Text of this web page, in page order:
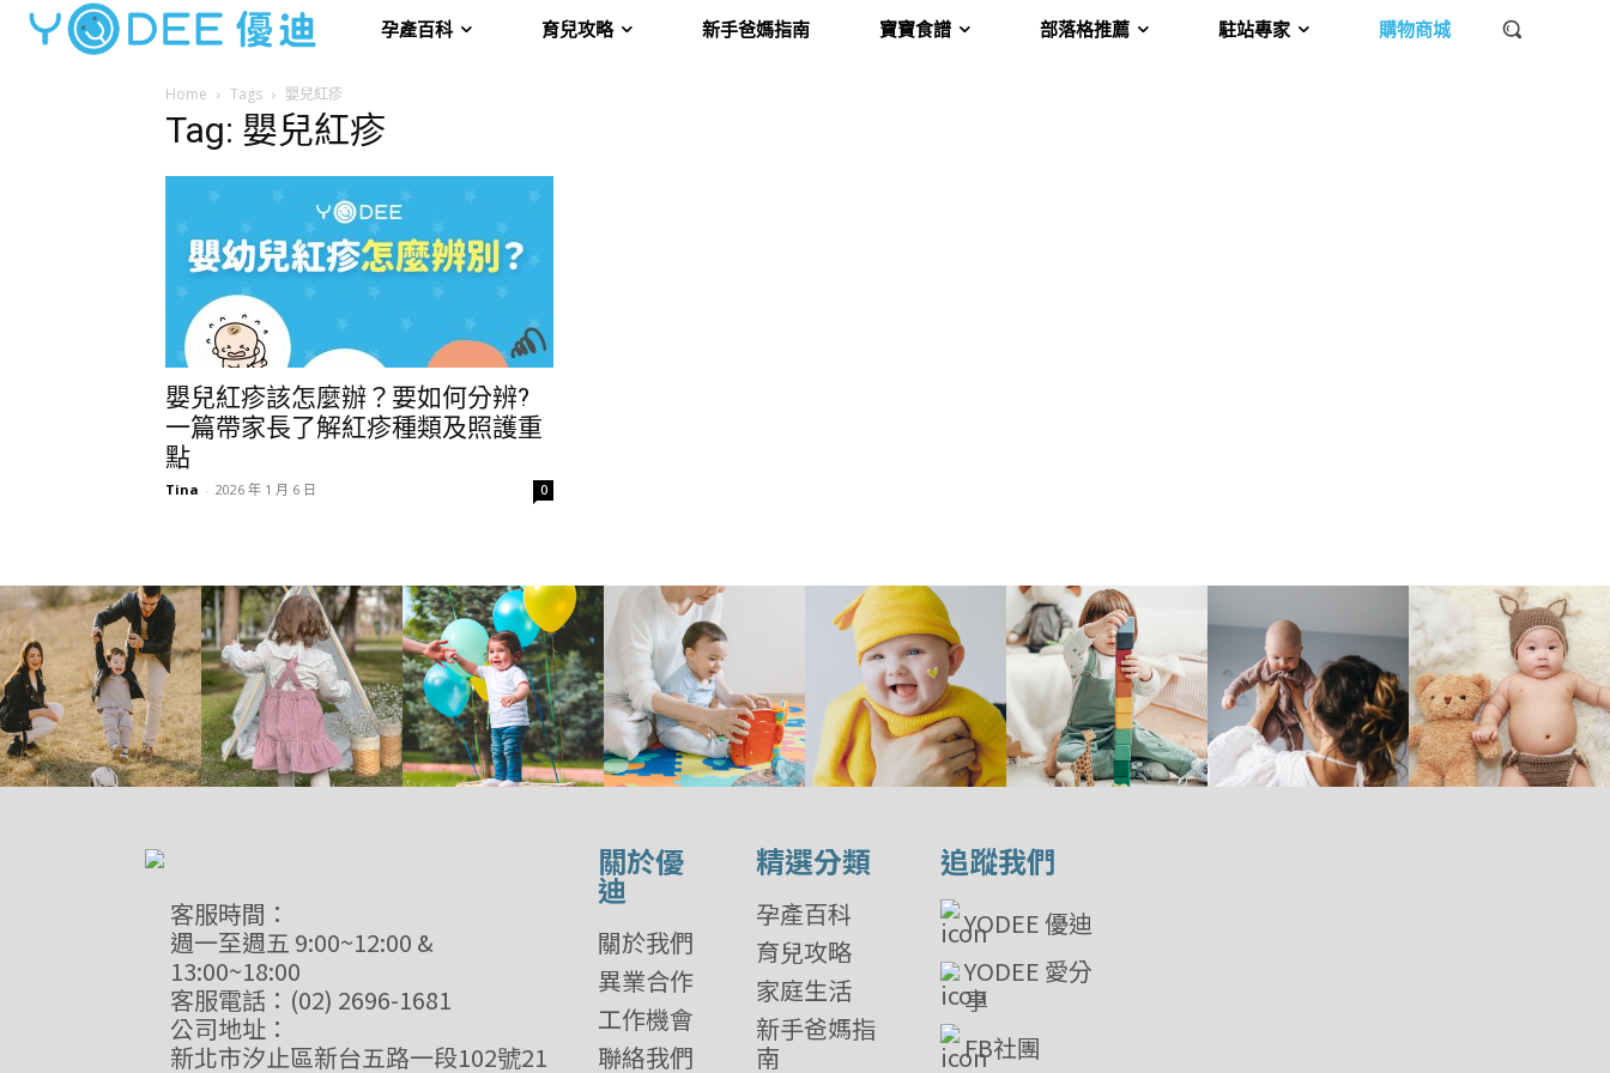
孕產百科 育兒攻略 新手爸媽指南 寶寶食譜 部落格推薦 駐站專家 購物商城
Home Tags 嬰兒紅疹
Tag: 嬰兒紅疹
嬰兒紅疹該怎麼辦？要如何分辨?
一篇帶家長了解紅疹種類及照護重
點
Tina - 2026 年 1 月 6 日 0
客服時間：
週一至週五 9:00~12:00 &
13:00~18:00
客服電話：(02) 2696-1681
公司地址：
新北市汐止區新台五路一段102號21
關於優
迪
關於我們
異業合作
工作機會
聯絡我們
精選分類
孕產百科
育兒攻略
家庭生活
新手爸媽指
南
追蹤我們
YODEE 優迪
YODEE 愛分
享
FB社團